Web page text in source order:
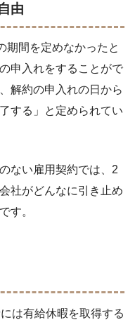
由
期間を定めなかったと
申入れをすることがで
解約の申入れの日から
する」と定められてい
ない雇用契約では、2
社がどんなに引き止め
す。
は有給休暇を取得する